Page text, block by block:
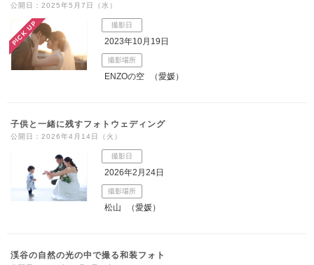
公開日：2025年5月7日（水）
PICK UP 撮影日
2023年10月19日
撮影場所
ENZOの空 （愛媛）
子供と一緒に残すフォトウェディング
公開日：2026年4月14日（火）
撮影日
2026年2月24日
撮影場所
松山 （愛媛）
渓谷の自然の光の中で撮る和装フォト